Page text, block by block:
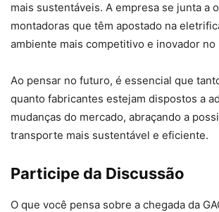
mais sustentáveis. A empresa se junta a
montadoras que têm apostado na
ambiente mais competitivo e inovador no
Ao pensar no futuro, é essencial que
quanto fabricantes estejam dispostos a
mudanças do mercado, abraçando a
transporte mais sustentável e eficiente.
Participe da Discussão
O que você pensa sobre a chegada da